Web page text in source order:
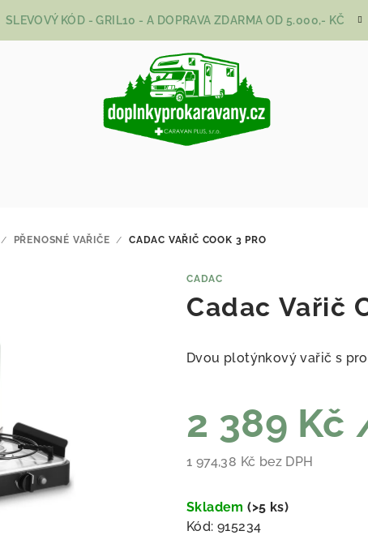
SLEVOVÝ KÓD - GRIL10 - A DOPRAVA ZDARMA OD 5.000,- KČ
/ PŘENOSNÉ VAŘIČE / CADAC VAŘIČ COOK 3 PRO
CADAC
Cadac Vařič
Dvou plotýnkový vařič s
2 389 Kč
1 974,38 Kč bez DPH
Skladem(>5 ks)
Kód: 915234